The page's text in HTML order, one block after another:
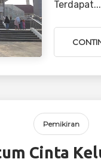
Terdapat...
Pemikiran
Cinta